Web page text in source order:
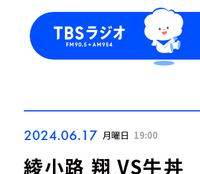
2024.06.17 月曜日 19:00
綾小路 翔 VS牛丼